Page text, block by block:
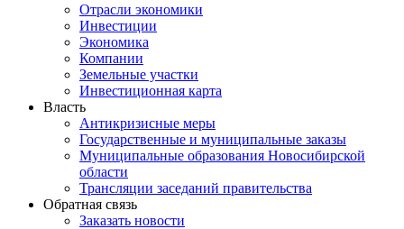
Отрасли экономики
Инвестиции
Экономика
Компании
Земельные участки
Инвестиционная карта
Власть
Антикризисные меры
Государственные и муниципальные заказы
Муниципальные образования Новосибирской
области
Трансляции заседаний правительства
Обратная связь
Заказать новости